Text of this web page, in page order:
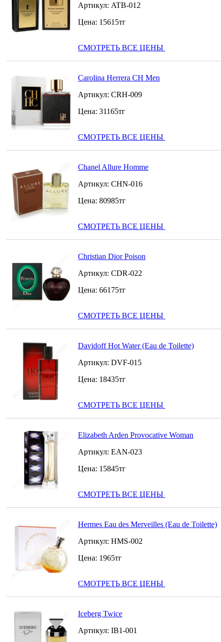
Артикул: ATB-012
Цена: 15615тг
СМОТРЕТЬ ВСЕ ЦЕНЫ
Carolina Herrera CH Men
Артикул: CRH-009
Цена: 31165тг
СМОТРЕТЬ ВСЕ ЦЕНЫ
Chanel Allure Homme
Артикул: CHN-016
Цена: 80985тг
СМОТРЕТЬ ВСЕ ЦЕНЫ
Christian Dior Poison
Артикул: CDR-022
Цена: 66175тг
СМОТРЕТЬ ВСЕ ЦЕНЫ
Davidoff Hot Water (Eau de Toilette)
Артикул: DVF-015
Цена: 18435тг
СМОТРЕТЬ ВСЕ ЦЕНЫ
Elizabeth Arden Provocative Woman
Артикул: EAN-023
Цена: 15845тг
СМОТРЕТЬ ВСЕ ЦЕНЫ
Hermes Eau des Merveilles (Eau de Toilette)
Артикул: HMS-002
Цена: 1965тг
СМОТРЕТЬ ВСЕ ЦЕНЫ
Iceberg Twice
Артикул: IB1-001